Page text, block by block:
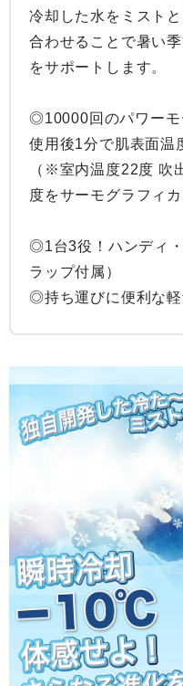
冷却した水をミスト
合わせることで暑い
をサポートします。
◎10000回のパワーモ
使用後1分で肌表面温
（※室内温度22度 吹
度をサーモグラフィカ
◎1台3役！ハンディ
ラップ付属）
◎持ち運びに便利な